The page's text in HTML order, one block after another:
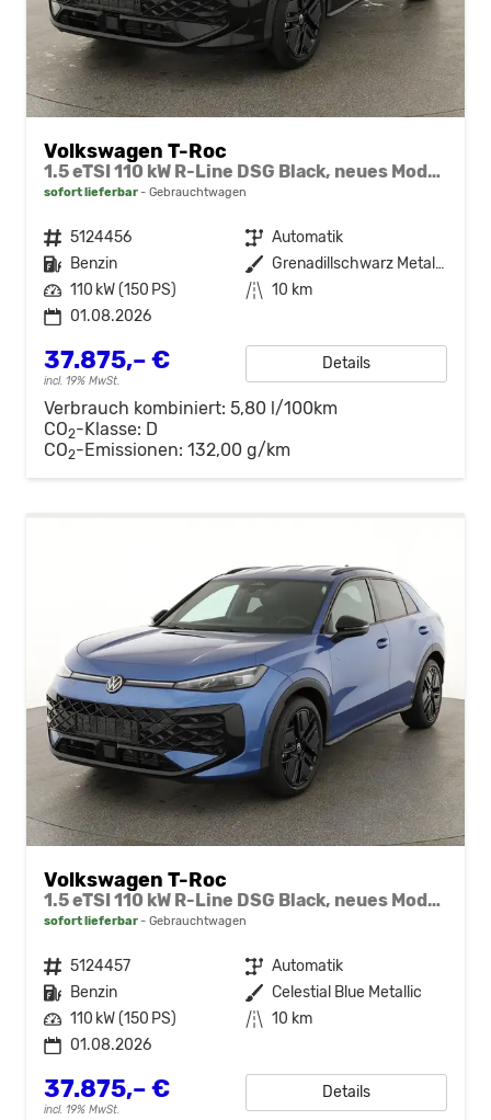
Volkswagen T-Roc
1.5 eTSI 110 kW R-Line DSG Black, neues Modell, 19-Zoll, Winter, sofort
sofort lieferbar Gebrauchtwagen
Fahrzeugnr. 5124456 Getriebe Automatik
Kraftstoff Benzin Außenfarbe
Grenadillschwarz Metallic
Leistung 110 kW (150 PS) Kilometerstand 10 km
01.08.2026
37.875,– €
incl. 19% MwSt.
Details
Verbrauch kombiniert: 5,80 l/100km
CO2-Klasse: D
CO2-Emissionen: 132,00 g/km
Volkswagen T-Roc
1.5 eTSI 110 kW R-Line DSG Black, neues Modell, 19-Zoll, Winter, sofort
sofort lieferbar Gebrauchtwagen
Fahrzeugnr. 5124457 Getriebe Automatik
Kraftstoff Benzin Außenfarbe Celestial Blue Metallic
Leistung 110 kW (150 PS) Kilometerstand 10 km
01.08.2026
37.875,– €
incl. 19% MwSt.
Details